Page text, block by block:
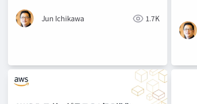
Jun Ichikawa 1.7K